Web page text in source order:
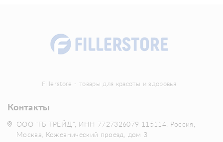
Fillerstore - товары для красоты и здоровья
Контакты
ООО "ГБ ТРЕЙД", ИНН 7727326079 115114, Россия,
Москва, Кожевнический проезд, дом 3